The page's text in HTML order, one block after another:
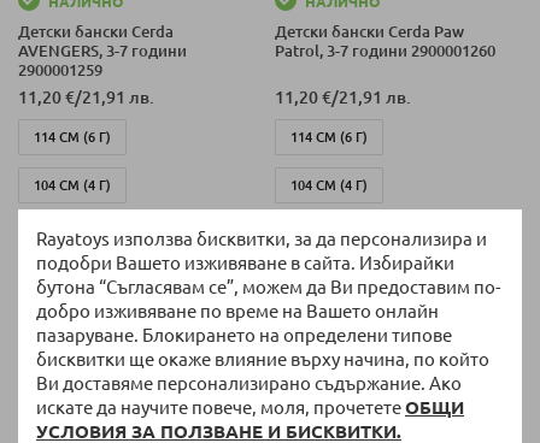
Rayatoys използва бисквитки, за да персонализира и
подобри Вашето изживяване в сайта. Избирайки
бутона “Съгласявам се”, можем да Ви предоставим по-
добро изживяване по време на Вашето онлайн
пазаруване. Блокирането на определени типове
бисквитки ще окаже влияние върху начина, по който
Ви доставяме персонализирано съдържание. Ако
искате да научите повече, моля, прочететеОБЩИ
УСЛОВИЯ ЗА ПОЛЗВАНЕ И БИСКВИТКИ.
Детски бански Cerda
AVENGERS, 3-7 години
2900001259
11,20 €/21,91 лв.
114 СМ (6 Г)
104 СМ (4 Г)
114 СМ (5 Г)
104 СМ (3 Г)
128 СМ (7 Г)
Детски бански Cerda Paw
Patrol, 3-7 години 2900001260
11,20 €/21,91 лв.
114 СМ (6 Г)
104 СМ (4 Г)
104 СМ (3 Г)
114 СМ (5 Г)
128 СМ (7 Г)